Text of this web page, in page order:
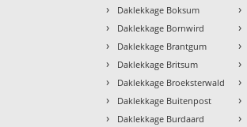
› Daklekkage Boksum
› Daklekkage Bornwird
› Daklekkage Brantgum
› Daklekkage Britsum
› Daklekkage Broeksterwald
› Daklekkage Buitenpost
› Daklekkage Burdaard
›
›
›
›
›
›
›